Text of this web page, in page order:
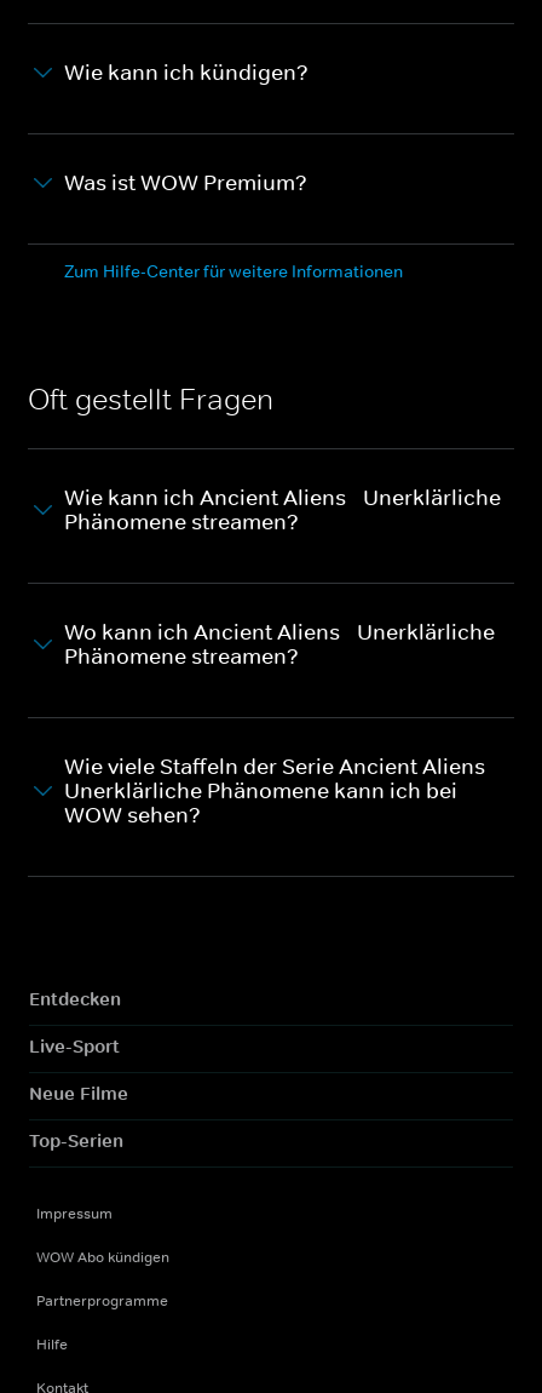
Wie kann ich kündigen?
Was ist WOW Premium?
Zum Hilfe-Center für weitere Informationen
Oft gestellt Fragen
Wie kann ich Ancient Aliens - Unerklärliche
Phänomene streamen?
Wo kann ich Ancient Aliens - Unerklärliche
Phänomene streamen?
Wie viele Staffeln der Serie Ancient Aliens -
Unerklärliche Phänomene kann ich bei
WOW sehen?
Entdecken
Live-Sport
Neue Filme
Top-Serien
Impressum
WOW Abo kündigen
Partnerprogramme
Hilfe
Kontakt